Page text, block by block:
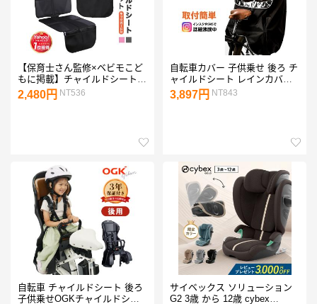
【保育士さん監修×ベビモこど
もに掲載】チャイルドシート
保護マット ISOFIX対応 シート
カバー 車 防水 傷 汚れ防止 滑
2,480円 NT536
自転車カバー 子供乗せ 後ろ チ
ャイルドシート レインカバー
撥水加工 収納バッグ付 レイン
カバー おすすめ Active Winner
3,897円 NT843
自転車 チャイルドシート 後ろ
子供乗せOGKチャイルドシー
サイベックス ソリューション
G2 3歳 から 12歳 cybex